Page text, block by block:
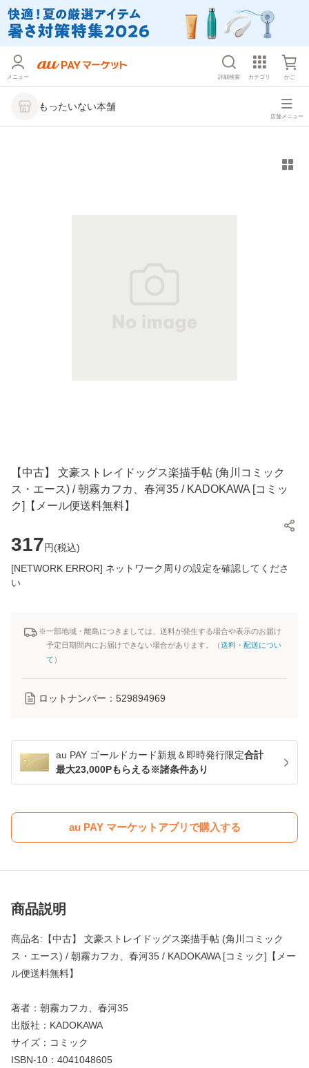
メニュー 詳細検索 カテゴリ かご
もったいない本舗
店舗メニュー
【中古】 文豪ストレイドッグス楽描手帖 (角川コミック
ス・エース) / 朝霧カフカ、春河35 / KADOKAWA [コミッ
ク]【メール便送料無料】
317円(税込)
[NETWORK ERROR] ネットワーク周りの設定を確認してくださ
い
※一部地域・離島につきましては、送料が発生する場合や表示のお届け
予定日期間内にお届けできない場合があります。（送料・配送につい
て ）
ロットナンバー： 529894969
au PAY ゴールドカード新規＆即時発行限定合計
最大23,000Pもらえる※諸条件あり
au PAY マーケットアプリで購入する
商品説明
商品名:【中古】 文豪ストレイドッグス楽描手帖 (角川コミック
ス・エース) / 朝霧カフカ、春河35 / KADOKAWA [コミック]【メー
ル便送料無料】
著者：朝霧カフカ、春河35
出版社：KADOKAWA
サイズ：コミック
ISBN-10：4041048605